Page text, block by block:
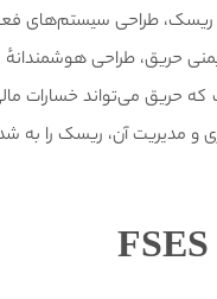
طراحی سیستم‌های
حریق، طراحی
حریق می‌تواند خسارات
و مدیریت آن، ریسک را